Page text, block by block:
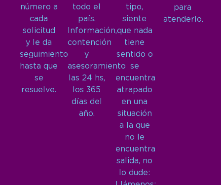
número a
cada
solicitud
y le da
seguimiento
hasta que
se
resuelve.
todo el
país.
Información,
contención
y
asesoramiento
las 24 hs,
los 365
días del
año.
tipo,
siente
que nada
tiene
sentido o
se
encuentra
atrapado
en una
situación
a la que
no le
encuentra
salida, no
lo dude:
para
atenderlo.